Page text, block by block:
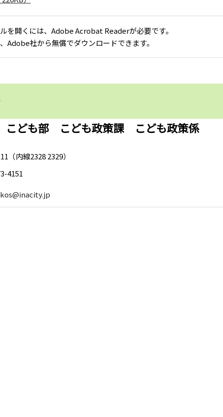
を開くには、Adobe Acrobat Readerが必要です。
Adobe社から無償でダウンロードできます。
ども部 こども政策課 こども政策係
（内線2328 2329）
4151
kos@inacity.jp